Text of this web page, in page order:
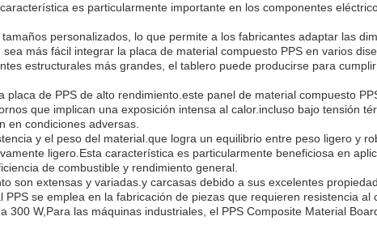
es particularmente importante en los componentes
personalizados, lo que permite a los fabricantes adaptar las
más fácil integrar la placa de material compuesto PPS en varios
estructurales más grandes, el tablero puede producirse para
de PPS de alto rendimiento.este panel de material compuesto
que implican una exposición intensa al calor.incluso bajo tensión
en condiciones adversas.
y el peso del material.que logra un equilibrio entre peso ligero y
ligero.Esta característica es particularmente beneficiosa en
de combustible y rendimiento general.
son extensas y variadas.y carcasas debido a sus excelentes
se emplea en la fabricación de piezas que requieren resistencia
300 W,Para las máquinas industriales, el PPS Composite Material